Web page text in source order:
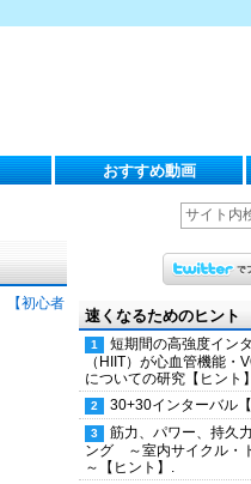
おすすめ動画
【初心者
速くなるためのヒン
短期間の高強度イン
（HIIT）が心血管機能
についての研究【ヒント
30+30インターバル
筋力、パワー、持久
ング ～室内サイクル・
～【ヒント】.